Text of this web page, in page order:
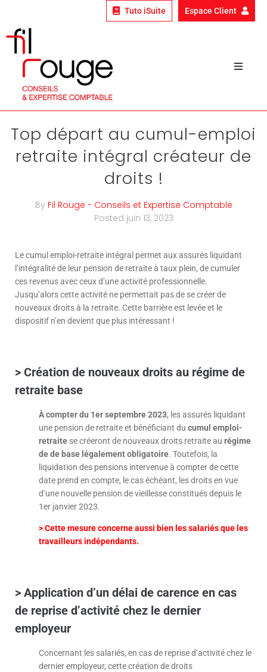
Tuto iSuite Espace Client
Nos clients
Le fil rouge
Nous rejoindre
Top départ au cumul-emploi
retraite intégral créateur de
droits !
By Fil Rouge - Conseils et Expertise Comptable
Posted juin 13, 2023
Le cumul emploi-retraite intégral permet aux assurés liquidant
l’intégralité de leur pension de retraite à taux plein, de cumuler
ces revenus avec ceux d’une activité professionnelle.
Jusqu’alors cette activité ne permettait pas de se créer de
nouveaux droits à la retraite. Cette barrière est levée et le
dispositif n’en devient que plus intéressant !
> Création de nouveaux droits au régime de
retraite base
À compter du 1er septembre 2023, les assurés liquidant
une pension de retraite et bénéficiant du cumul emploi-
retraite se créeront de nouveaux droits retraite au régime
de de base légalement obligatoire. Toutefois, la
liquidation des pensions intervenue à compter de cette
date prend en compte, le cas échéant, les droits en vue
d’une nouvelle pension de vieillesse constitués depuis le
1er janvier 2023.
> Cette mesure concerne aussi bien les salariés que les
travailleurs indépendants.
> Application d’un délai de carence en cas
de reprise d’activité chez le dernier
employeur
Concernant les salariés, en cas de reprise d’activité chez le
dernier employeur, cette création de droits